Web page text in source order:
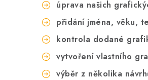
úprava našich
přidání jména, věku,
kontrola dodané
vytvoření vlastního
výběr z několika